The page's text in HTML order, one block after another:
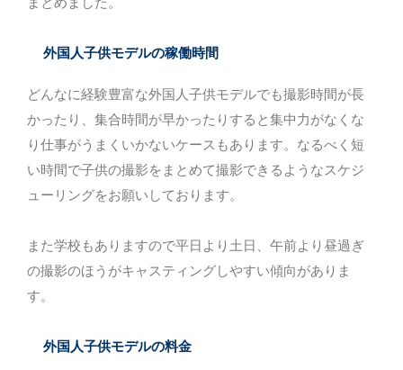
外国人子供モデルの稼働時間
どんなに経験豊富な外国人子供モデルでも撮影時間が長
かったり、集合時間が早かったりすると集中力がなくな
り仕事がうまくいかないケースもあります。なるべく短
い時間で子供の撮影をまとめて撮影できるようなスケジ
ューリングをお願いしております。
また学校もありますので平日より土日、午前より昼過ぎ
の撮影のほうがキャスティングしやすい傾向がありま
す。
外国人子供モデルの料金